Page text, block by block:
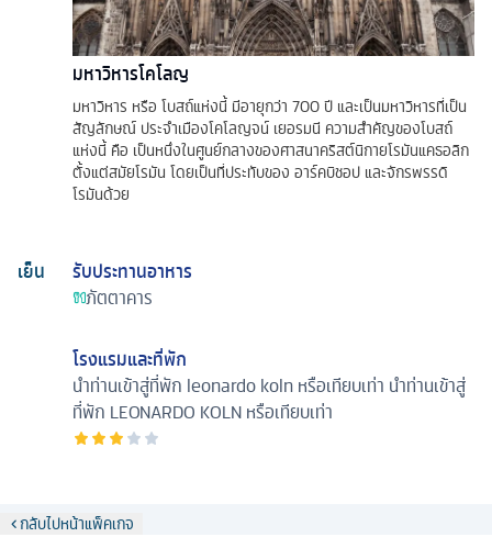
มหาวิหารโคโลญ
มหาวิหาร หรือ โบสถ์แห่งนี้ มีอายุกว่า 700 ปี และเป็นมหาวิหารที่เป็น
สัญลักษณ์ ประจำเมืองโคโลญจน์ เยอรมนี ความสำคัญของโบสถ์
แห่งนี้ คือ เป็นหนึ่งในศูนย์กลางของศาสนาคริสต์นิกายโรมันแคธอลิก
ตั้งแต่สมัยโรมัน โดยเป็นที่ประทับของ อาร์คบิชอป และจักรพรรดิ
โรมันด้วย
เย็น
รับประทานอาหาร
ภัตตาคาร
โรงแรมและที่พัก
นำท่านเข้าสู่ที่พัก leonardo koln หรือเทียบเท่า นำท่านเข้าสู่
ที่พัก LEONARDO KOLN หรือเทียบเท่า
กลับไปหน้าแพ็คเกจ